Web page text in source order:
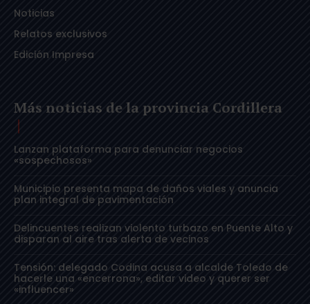
Noticias
Relatos exclusivos
Edición Impresa
Más noticias de la provincia Cordillera
Lanzan plataforma para denunciar negocios
«sospechosos»
Municipio presenta mapa de daños viales y anuncia
plan integral de pavimentación
Delincuentes realizan violento turbazo en Puente Alto y
disparan al aire tras alerta de vecinos
Tensión: delegado Codina acusa a alcalde Toledo de
hacerle una «encerrona», editar video y querer ser
«influencer»